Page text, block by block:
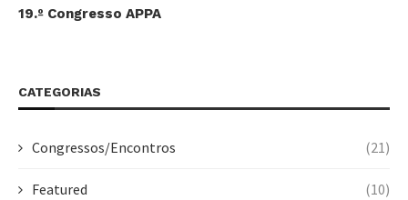
19.º Congresso APPA
CATEGORIAS
Congressos/Encontros (21)
Featured (10)